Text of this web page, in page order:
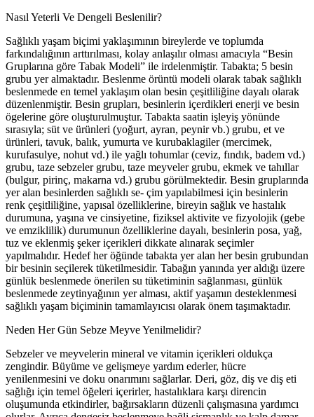
Nasıl Yeterli Ve Dengeli Beslenilir?
Sağlıklı yaşam biçimi yaklaşımının bireylerde ve toplumda
farkındalığının arttırılması, kolay anlaşılır olması amacıyla “Besin
Gruplarına göre Tabak Modeli” ile irdelenmiştir. Tabakta; 5 besin
grubu yer almaktadır. Beslenme örüntü modeli olarak tabak sağlıklı
beslenmede en temel yaklaşım olan besin çeşitliliğine dayalı olarak
düzenlenmiştir. Besin grupları, besinlerin içerdikleri enerji ve besin
ögelerine göre oluşturulmuştur. Tabakta saatin işleyiş yönünde
sırasıyla; süt ve ürünleri (yoğurt, ayran, peynir vb.) grubu, et ve
ürünleri, tavuk, balık, yumurta ve kurubaklagiler (mercimek,
kurufasulye, nohut vd.) ile yağlı tohumlar (ceviz, fındık, badem vd.)
grubu, taze sebzeler grubu, taze meyveler grubu, ekmek ve tahıllar
(bulgur, pirinç, makarna vd.) grubu görülmektedir. Besin gruplarında
yer alan besinlerden sağlıklı se- çim yapılabilmesi için besinlerin
renk çeşitliliğine, yapısal özelliklerine, bireyin sağlık ve hastalık
durumuna, yaşına ve cinsiyetine, fiziksel aktivite ve fizyolojik (gebe
ve emziklilik) durumunun özelliklerine dayalı, besinlerin posa, yağ,
tuz ve eklenmiş şeker içerikleri dikkate alınarak seçimler
yapılmalıdır. Hedef her öğünde tabakta yer alan her besin grubundan
bir besinin seçilerek tüketilmesidir. Tabağın yanında yer aldığı üzere
günlük beslenmede önerilen su tüketiminin sağlanması, günlük
beslenmede zeytinyağının yer alması, aktif yaşamın desteklenmesi
sağlıklı yaşam biçiminin tamamlayıcısı olarak önem taşımaktadır.
Neden Her Gün Sebze Meyve Yenilmelidir?
Sebzeler ve meyvelerin mineral ve vitamin içerikleri oldukça
zengindir. Büyüme ve gelişmeye yardım ederler, hücre
yenilenmesini ve doku onarımını sağlarlar. Deri, göz, diş ve diş eti
sağlığı için temel öğeleri içerirler, hastalıklara karşı direncin
oluşumunda etkindirler, bağırsakların düzenli çalışmasına yardımcı